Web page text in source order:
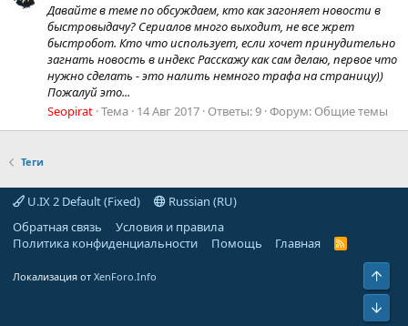
Давайте в теме по обсуждаем, кто как загоняет новости в
быстровыдачу? Сериалов много выходит, не все жрет
быстробот. Кто что использует, если хочет принудительно
загнать новость в индекс Расскажу как сам делаю, первое что
нужно сделать - это налить немного трафа на страницу))
Пожалуй это...
Seopirat Тема 14 Авг 2017 Ответы: 9 Форум: Общие темы
Теги
U.IX 2 Default (Fixed)
Russian (RU)
Обратная связь
Условия и правила
Политика конфиденциальности
Помощь Главная
R
Локализация от XenForo.Info